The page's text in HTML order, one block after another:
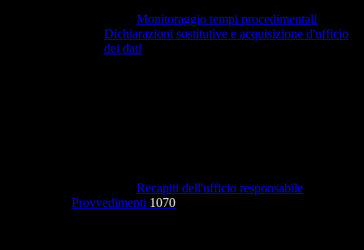
Monitoraggio tempi procedimentali
Dichiarazioni sostitutive e acquisizione d'ufficio
dei dati
Recapiti dell'ufficio responsabile
Provvedimenti 1070